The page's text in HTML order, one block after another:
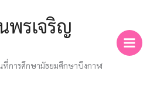
พรเจริญ
ที่การศึกษามัธยมศึกษาบึงกาฬ